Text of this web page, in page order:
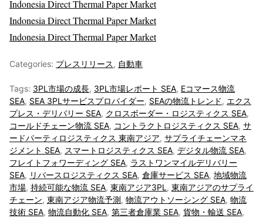
Indonesia Direct Thermal Paper Market
Indonesia Direct Thermal Paper Market
Indonesia Direct Thermal Paper Market
Categories: プレスリリース, 自動車
Tags: 3PL市場の成長, 3PL市場レポート SEA, Eコマース物流
SEA, SEA 3PLサービスプロバイダー, SEAの物流トレンド, エクス
プレス・デリバリー SEA, クロスボーダー・ロジスティクス SEA,
コールドチェーン物流 SEA, コントラクトロジスティクス SEA, サ
ードパーティロジスティクス 東南アジア, サプライチェーンマネ
ジメント SEA, スマートロジスティクス SEA, デジタル物流 SEA,
フレイトフォワーディング SEA, ラストワンマイルデリバリー
SEA, リバースロジスティクス SEA, 倉庫サービス SEA, 地域物流
市場, 持続可能な物流 SEA, 東南アジア3PL , 東南アジアのサプライ
チェーン, 東南アジア物流予測, 物流アウトソーシング SEA, 物流
技術 SEA, 物流自動化 SEA, 第三者倉庫業 SEA, 貨物・輸送 SEA,